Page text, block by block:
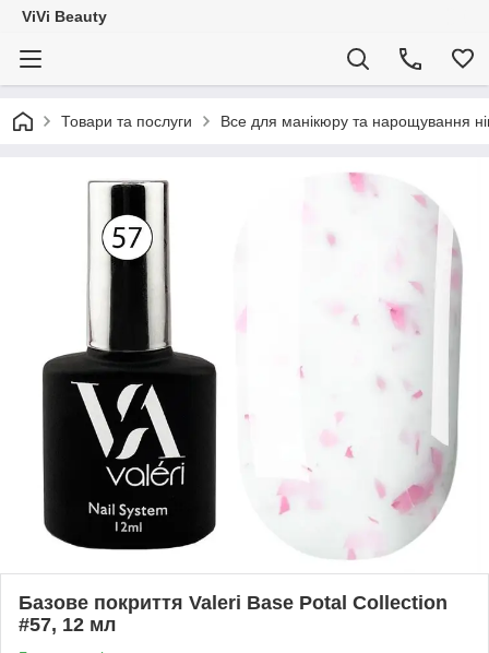
ViVi Beauty
Товари та послуги Все для манікюру та нарощування
Базове покриття Valeri Base Potal Collection
#57, 12 мл